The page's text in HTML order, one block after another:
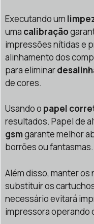
Executando um
uma calibração
impressões nítidas e
alinhamento dos
para eliminar
de cores.
Usando o papel
resultados. Papel de
gsmgarante melhor
borrões ou fantasmas.
Além disso, manter
substituir os
necessário evitará
impressora operando